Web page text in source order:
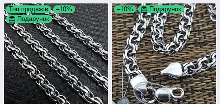
Топ продажів
–10%
Подарунок
–10% Подарунок